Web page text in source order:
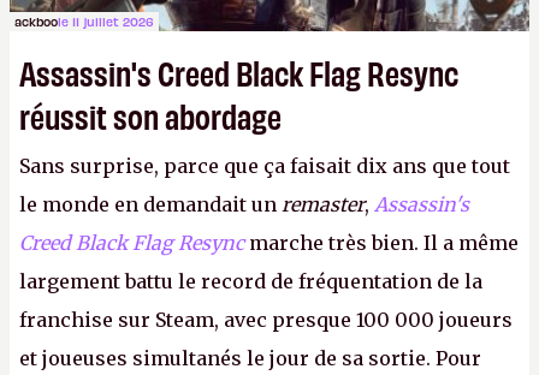
ackboole 11 juillet 2026
Assassin's Creed Black Flag Resync
réussit son abordage
Sans surprise, parce que ça faisait dix ans que tout
le monde en demandait un remaster, Assassin's
Creed Black Flag Resyncmarche très bien. Il a même
largement battu le record de fréquentation de la
franchise sur Steam, avec presque 100 000 joueurs
et joueuses simultanés le jour de sa sortie. Pour